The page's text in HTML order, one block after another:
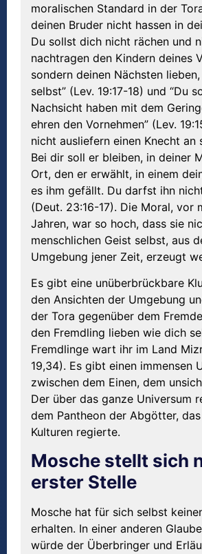
moralischen Standard in der
deinen Bruder nicht hassen in
Du sollst dich nicht rächen und
nachtragen den Kindern deines
sondern deinen Nächsten
selbst” (Lev. 19:17-18) und “Du
Nachsicht haben mit dem
ehren den Vornehmen” (Lev.
nicht ausliefern einen Knecht an
Bei dir soll er bleiben, in deiner
Ort, den er erwählt, in einem
es ihm gefällt. Du darfst ihn
(Deut. 23:16-17). Die Moral, vor
Jahren, war so hoch, dass sie
menschlichen Geist selbst, aus
Umgebung jener Zeit, erzeugt
Es gibt eine unüberbrückbare
den Ansichten der Umgebung
der Tora gegenüber dem
den Fremdling lieben wie dich
Fremdlinge wart ihr im Land
19,34). Es gibt einen immensen
zwischen dem Einen, dem
Der über das ganze Universum
dem Pantheon der Abgötter,
Kulturen regierte.
Mosche stellt sich
erster Stelle
Mosche hat für sich selbst
erhalten. In einer anderen
würde der Überbringer und